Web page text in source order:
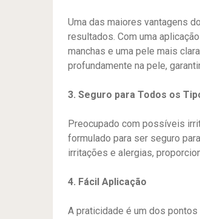
Uma das maiores vantagens
resultados. Com uma
manchas e uma pele mais
profundamente na pele,
3. Seguro para Todos os
Preocupado com possíveis
formulado para ser seguro
irritações e alergias,
4. Fácil Aplicação
A praticidade é um dos